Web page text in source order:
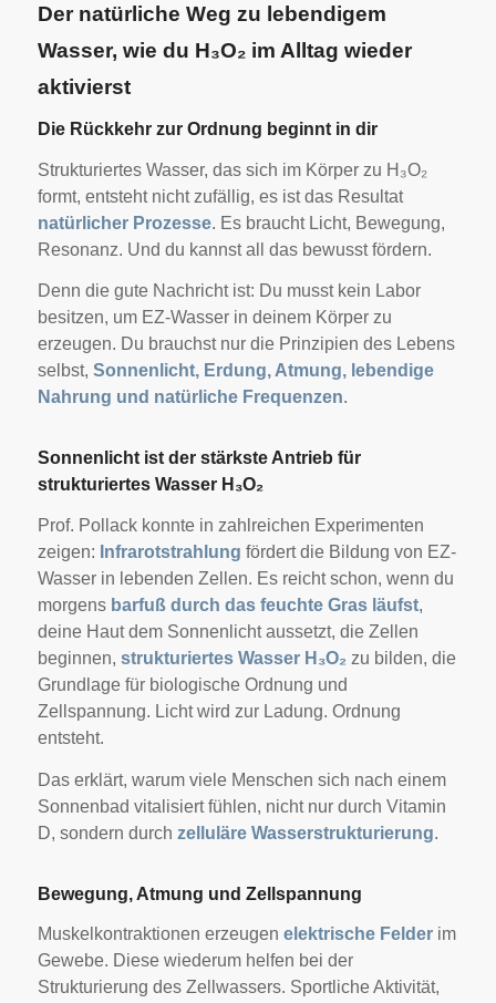
Der natürliche Weg zu lebendigem
Wasser, wie du H₃O₂ im Alltag wieder
aktivierst
Die Rückkehr zur Ordnung beginnt in dir
Strukturiertes Wasser, das sich im Körper zu H₃O₂
formt, entsteht nicht zufällig, es ist das Resultat
natürlicher Prozesse. Es braucht Licht, Bewegung,
Resonanz. Und du kannst all das bewusst fördern.
Denn die gute Nachricht ist: Du musst kein Labor
besitzen, um EZ-Wasser in deinem Körper zu
erzeugen. Du brauchst nur die Prinzipien des Lebens
selbst, Sonnenlicht, Erdung, Atmung, lebendige
Nahrung und natürliche Frequenzen.
Sonnenlicht ist der stärkste Antrieb für
strukturiertes Wasser H₃O₂
Prof. Pollack konnte in zahlreichen Experimenten
zeigen: Infrarotstrahlung fördert die Bildung von EZ-
Wasser in lebenden Zellen. Es reicht schon, wenn du
morgens barfuß durch das feuchte Gras läufst,
deine Haut dem Sonnenlicht aussetzt, die Zellen
beginnen, strukturiertes Wasser H₃O₂ zu bilden, die
Grundlage für biologische Ordnung und
Zellspannung. Licht wird zur Ladung. Ordnung
entsteht.
Das erklärt, warum viele Menschen sich nach einem
Sonnenbad vitalisiert fühlen, nicht nur durch Vitamin
D, sondern durch zelluläre Wasserstrukturierung.
Bewegung, Atmung und Zellspannung
Muskelkontraktionen erzeugen elektrische Felderim
Gewebe. Diese wiederum helfen bei der
Strukturierung des Zellwassers. Sportliche Aktivität,